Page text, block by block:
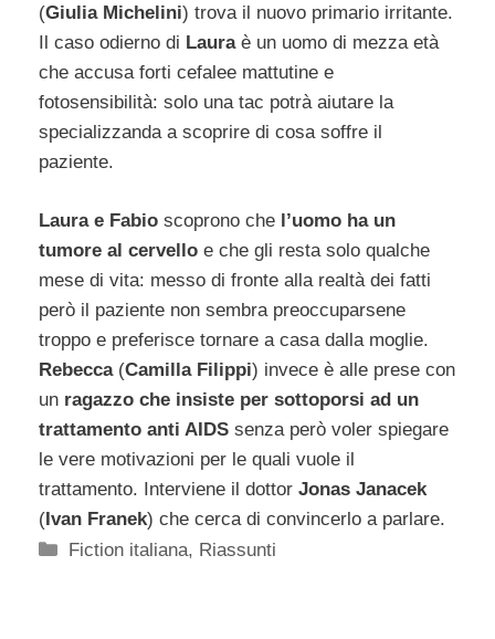
(Giulia Michelini) trova il nuovo primario irritante.
Il caso odierno di Laura è un uomo di mezza età
che accusa forti cefalee mattutine e
fotosensibilità: solo una tac potrà aiutare la
specializzanda a scoprire di cosa soffre il
paziente.
Laura e Fabio scoprono che l’uomo ha un
tumore al cervello e che gli resta solo qualche
mese di vita: messo di fronte alla realtà dei fatti
però il paziente non sembra preoccuparsene
troppo e preferisce tornare a casa dalla moglie.
Rebecca(Camilla Filippi) invece è alle prese con
un ragazzo che insiste per sottoporsi ad un
trattamento anti AIDS senza però voler spiegare
le vere motivazioni per le quali vuole il
trattamento. Interviene il dottor Jonas Janacek
(Ivan Franek) che cerca di convincerlo a parlare.
Categorie
Fiction italiana, Riassunti